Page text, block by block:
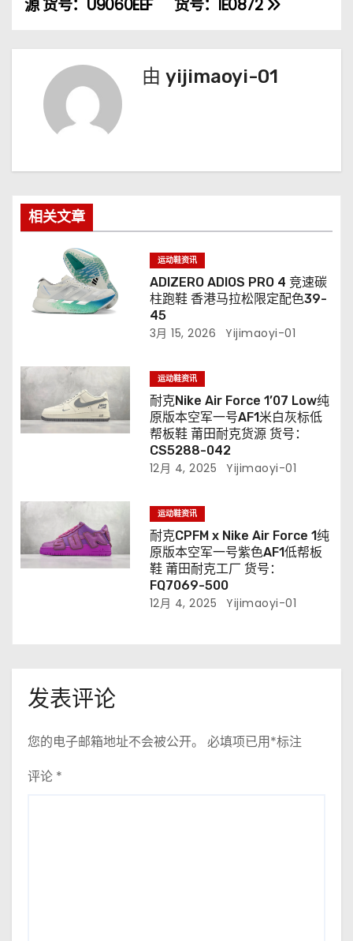
航
货号：IE0872
源 货号：U9060EEF
由 yijimaoyi-01
相关文章
运动鞋资讯
ADIZERO ADIOS PRO 4 竞速碳
柱跑鞋 香港马拉松限定配色39-
45
3月 15, 2026 Yijimaoyi-01
运动鞋资讯
耐克Nike Air Force 1’07 Low纯
原版本空军一号AF1米白灰标低
帮板鞋 莆田耐克货源 货号：
CS5288-042
12月 4, 2025 Yijimaoyi-01
运动鞋资讯
耐克CPFM x Nike Air Force 1纯
原版本空军一号紫色AF1低帮板
鞋 莆田耐克工厂 货号：
FQ7069-500
12月 4, 2025 Yijimaoyi-01
发表评论
您的电子邮箱地址不会被公开。 必填项已用*标注
评论 *